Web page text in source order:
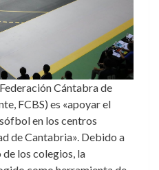
Cántabra de
FCBS) es «apoyar el
en los centros
de Cantabria». Debido a
los colegios, la